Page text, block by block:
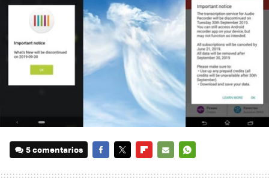
5 comentarios